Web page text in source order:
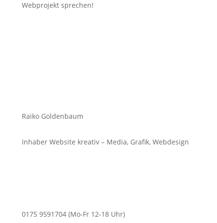
Webprojekt sprechen!
Raiko Goldenbaum
Inhaber Website kreativ – Media, Grafik, Webdesign
0175 9591704 (Mo-Fr 12-18 Uhr)